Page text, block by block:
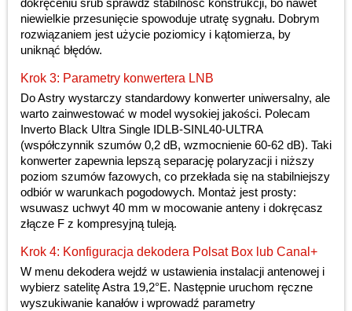
dokręceniu śrub sprawdź stabilność konstrukcji, bo nawet
niewielkie przesunięcie spowoduje utratę sygnału. Dobrym
rozwiązaniem jest użycie poziomicy i kątomierza, by
uniknąć błędów.
Krok 3: Parametry konwertera LNB
Do Astry wystarczy standardowy konwerter uniwersalny, ale
warto zainwestować w model wysokiej jakości. Polecam
Inverto Black Ultra Single IDLB-SINL40-ULTRA
(współczynnik szumów 0,2 dB, wzmocnienie 60-62 dB). Taki
konwerter zapewnia lepszą separację polaryzacji i niższy
poziom szumów fazowych, co przekłada się na stabilniejszy
odbiór w warunkach pogodowych. Montaż jest prosty:
wsuwasz uchwyt 40 mm w mocowanie anteny i dokręcasz
złącze F z kompresyjną tuleją.
Krok 4: Konfiguracja dekodera Polsat Box lub Canal+
W menu dekodera wejdź w ustawienia instalacji antenowej i
wybierz satelitę Astra 19,2°E. Następnie uruchom ręczne
wyszukiwanie kanałów i wprowadź parametry